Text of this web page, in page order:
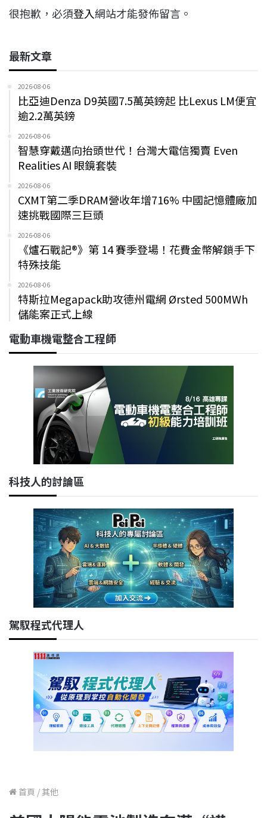
很抱歉，必須登入網站才能發佈留言。
最新文章
2026-08-06
比亞迪Denza D9英國7.5萬英鎊起 比Lexus LM便宜
逾2.2萬英鎊
2026-08-06
智慧穿戴邁向抬頭世代！台灣大電信獨賣 Even
Realities AI 眼鏡套裝
2026-08-06
CXMT第二季DRAM營收年增716% 中國記憶體廠加
速挑戰國際三巨頭
2026-08-06
《爐石戰記®》第 14 賽季登場！花費金幣解鎖手下
特殊技能
2026-08-06
特斯拉Megapack助攻德州電網 Ørsted 500MWh
儲能案正式上線
電動車機電整合工程師
科技人的討論區
駕馭程式代理人